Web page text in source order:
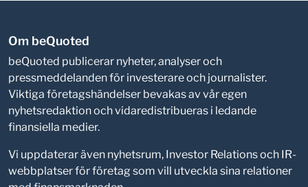
Om beQuoted
beQuoted publicerar nyheter, analyser och
pressmeddelanden för investerare och journalister.
Viktiga företagshändelser bevakas av vår egen
nyhetsredaktion och vidaredistribueras i ledande
finansiella medier.
Vi uppdaterar även nyhetsrum, Investor Relations och IR-
webbplatser för företag som vill utveckla sina relationer